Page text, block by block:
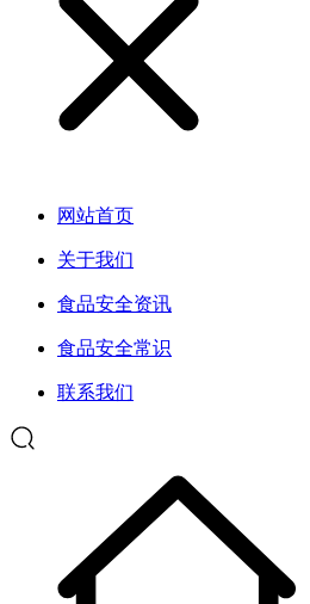
网站首页
关于我们
食品安全资讯
食品安全常识
联系我们